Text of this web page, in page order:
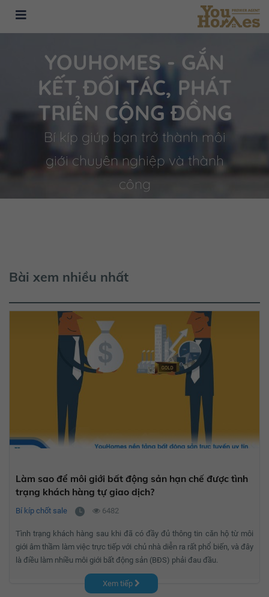
YOUHOMES - GẮN
KẾT ĐỐI TÁC, PHÁT
TRIỂN CỘNG ĐỒNG
Bí kíp giúp bạn trở thành môi
giới chuyên nghiệp và thành
công
Bài xem nhiều nhất
Làm sao để môi giới bất động sản hạn chế được tình
trạng khách hàng tự giao dịch?
Bí kíp chốt sale 6482
Tình trạng khách hàng sau khi đã có đầy đủ thông tin căn hộ từ môi
giới âm thầm làm việc trực tiếp với chủ nhà diễn ra rất phổ biến, và đây
là điều làm nhiều môi giới bất động sản (BĐS) phải đau đầu.
Xem tiếp